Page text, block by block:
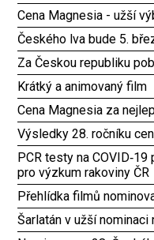
Cena Magnesia - užší
Českého lva bude 5.
Za Českou republiku
Krátký a animovaný film
Cena Magnesia za
Výsledky 28. ročníku
PCR testy na
pro výzkum rakoviny ČR
Přehlídka filmů
Šarlatán v užší nominaci